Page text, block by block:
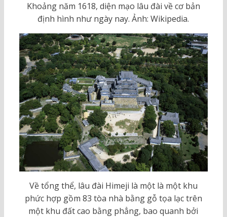
Khoảng năm 1618, diện mạo lâu đài về cơ bản
định hình như ngày nay. Ảnh: Wikipedia.
Về tổng thể, lâu đài Himeji là một là một khu
phức hợp gồm 83 tòa nhà bằng gỗ tọa lạc trên
một khu đất cao bằng phẳng, bao quanh bởi